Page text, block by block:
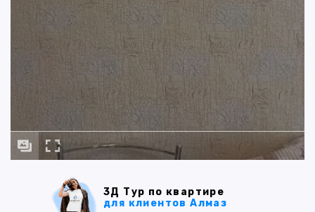
3Д Тур по квартире
для клиентов Алмаз